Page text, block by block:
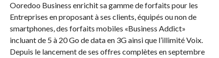
Ooredoo Business enrichit sa gamme de forfaits pour les
Entreprises en proposant à ses clients, équipés ou non de
smartphones, des forfaits mobiles «Business Addict»
incluant de 5 à 20 Go de data en 3G ainsi que l’illimité Voix.
Depuis le lancement de ses offres complètes en septembre